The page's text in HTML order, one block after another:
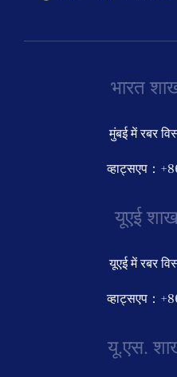
भारत
मुंबई में रबर
व्हाट्सएप：
यूएई
यूएई में रबर
व्हाट्सएप：
यू.एस.